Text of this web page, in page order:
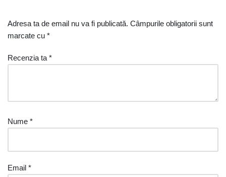
Adresa ta de email nu va fi publicată. Câmpurile obligatorii sunt
marcate cu *
Recenzia ta *
Nume *
Email *